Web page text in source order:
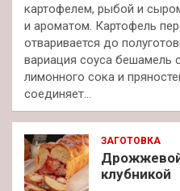
картофелем, рыбой и
и ароматом. Картофель
отваривается до
вариация соуса бешамель
лимонного сока и
соединяет…
ЗАГОТОВКА
клубникой